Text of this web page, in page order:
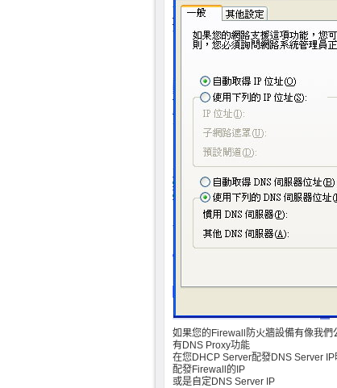
如果您的Firewall防火牆設備有像我
有DNS Proxy功能
在您DHCP Server配發DNS Server IP
配發Firewall的IP
或是自定DNS Server IP